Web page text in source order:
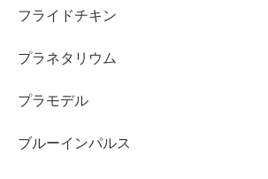
フライドチキン
プラネタリウム
プラモデル
ブルーインパルス